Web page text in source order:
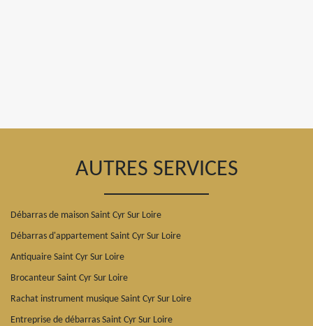
AUTRES SERVICES
Débarras de maison Saint Cyr Sur Loire
Débarras d'appartement Saint Cyr Sur Loire
Antiquaire Saint Cyr Sur Loire
Brocanteur Saint Cyr Sur Loire
Rachat instrument musique Saint Cyr Sur Loire
Entreprise de débarras Saint Cyr Sur Loire